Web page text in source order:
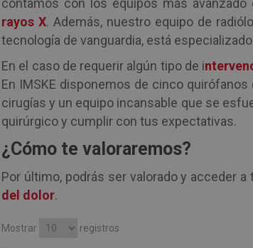
contamos con los equipos más avanzado
rayos X. Además, nuestro equipo de
tecnología de vanguardia, está
En el caso de requerir algún tipo de i
En IMSKE disponemos de cinco
cirugías y un equipo incansable que se
quirúrgico y cumplir con tus expectativas.
¿Cómo te valoraremos?
Por último, podrás ser valorado y acceder
del dolor.
Mostrar registros